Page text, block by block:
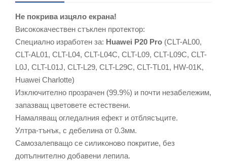
Не покрива изцяло екрана!
Висококачествен стъклен протектор:
Специално изработен за: Huawei P20 Pro (CLT-AL00,
CLT-AL01, CLT-L04, CLT-L04C, CLT-L09, CLT-L09C, CLT-
L0J, CLT-L01J, CLT-L29, CLT-L29C, CLT-TL01, HW-01K,
Huawei Charlotte)
Изключително прозрачен (99.9%) и почти незабележим,
запазващ цветовете естествени.
Намаляващ огледалния ефект и отблясъците.
Ултра-тънък, с дебелина от 0.3мм.
Самозалепващо се силиконово покритие, без
допълнително добавени лепила.